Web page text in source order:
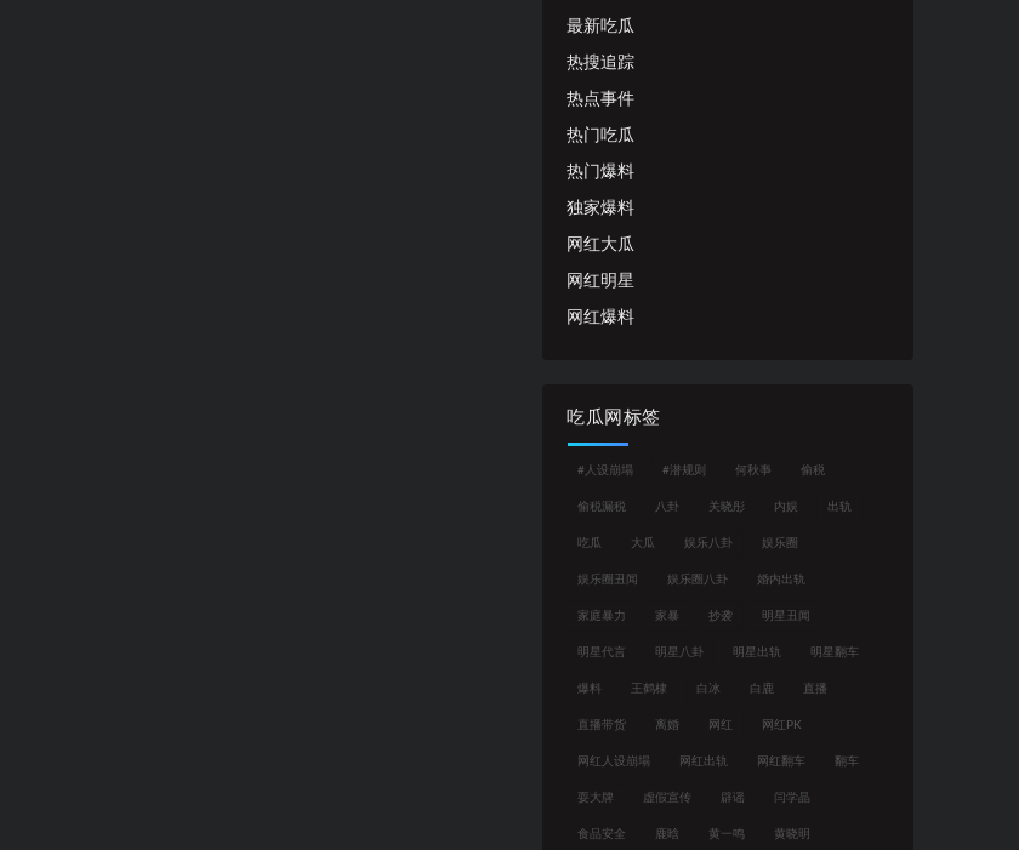
最新吃瓜
热搜追踪
热点事件
热门吃瓜
热门爆料
独家爆料
网红大瓜
网红明星
网红爆料
吃瓜网标签
#人设崩塌 #潜规则 何秋亊 偷税
偷税漏税 八卦 关晓彤 内娱 出轨
吃瓜 大瓜 娱乐八卦 娱乐圈
娱乐圈丑闻 娱乐圈八卦 婚内出轨
家庭暴力 家暴 抄袭 明星丑闻
明星代言 明星八卦 明星出轨 明星翻车
爆料 王鹤棣 白冰 白鹿 直播
直播带货 离婚 网红 网红PK
网红人设崩塌 网红出轨 网红翻车 翻车
耍大牌 虚假宣传 辟谣 闫学晶
食品安全 鹿晗 黄一鸣 黄晓明